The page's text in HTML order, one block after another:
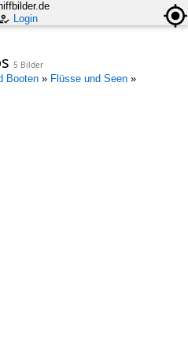
Login
5 Bilder
Booten » Flüsse und Seen »